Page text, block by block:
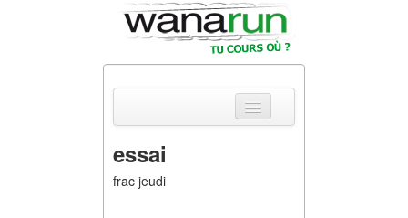
Actualités
essai
frac jeudi